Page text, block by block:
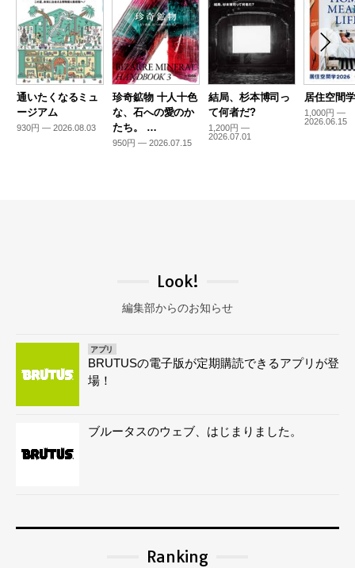
通いたくなるミュ
ージアム
930円 — 2026.08.03
珍奇鉱物 十人十色
な、石への愛のか
たち。 …
950円 — 2026.07.15
結局、杉本博司っ
て何者だ?
1,200円 —
2026.07.01
居住空間
1,000円 —
2026.06.15
Look!
編集部からのお知らせ
アプリ
BRUTUSの電子版が定期購読できるアプリが登
場！
ブルータスのウェブ、はじまりました。
Ranking